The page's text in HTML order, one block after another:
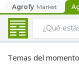
Agrofy Market
Temas del momento